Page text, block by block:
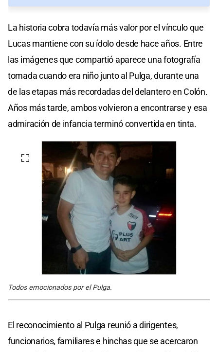
La historia cobra todavía más valor por el vínculo que
Lucas mantiene con su ídolo desde hace años. Entre
las imágenes que compartió aparece una fotografía
tomada cuando era niño junto al Pulga, durante una
de las etapas más recordadas del delantero en Colón.
Años más tarde, ambos volvieron a encontrarse y esa
admiración de infancia terminó convertida en tinta.
Todos emocionados por el Pulga.
El reconocimiento al Pulga reunió a dirigentes,
funcionarios, familiares e hinchas que se acercaron